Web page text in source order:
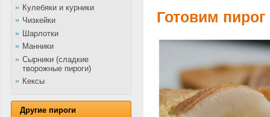
Кулебяки и курники
Чизкейки
Шарлотки
Манники
Сырники (сладкие
творожные пироги)
Кексы
Другие пироги
Готовим